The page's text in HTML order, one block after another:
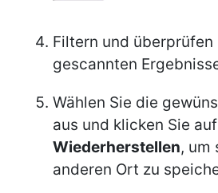
Filtern und überprüfen
gescannten
Wählen Sie die
aus und klicken Sie auf
Wiederherstellen, um
anderen Ort zu